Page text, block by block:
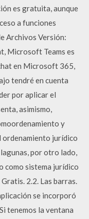
es gratuita, aunque
a funciones
Archivos Versión:
Microsoft Teams es
en Microsoft 365,
tendré en cuenta
por aplicar el
asimismo,
y
ordenamiento jurídico
por otro lado,
como sistema jurídico
2.2. Las barras.
se incorporó
tenemos la ventana